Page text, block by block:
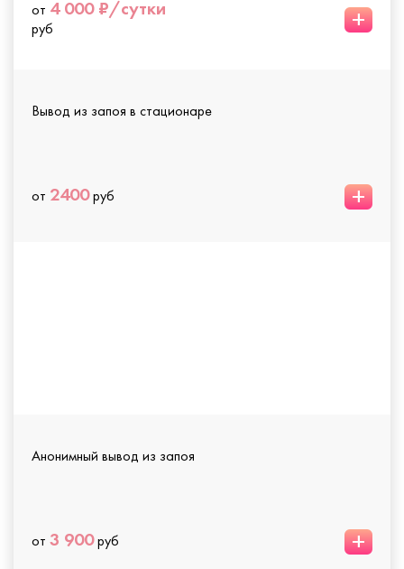
от 4 000 ₽/сутки
руб +
Вывод из запоя в стационаре
от 2400руб +
Анонимный вывод из запоя
от 3 900руб +